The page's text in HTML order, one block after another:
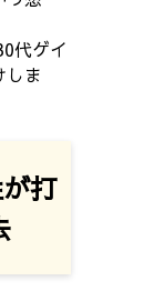
代ゲイ
しま
打